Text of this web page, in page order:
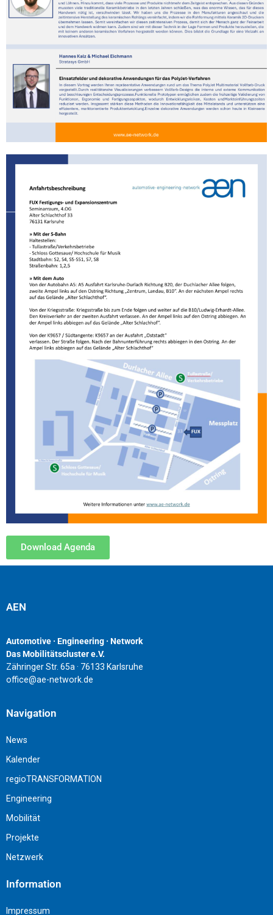
Download Agenda
AEN
Automotive · Engineering · Network
Das Mobilitätscluster e.V.
Zähringer Str. 65a · 76133 Karlsruhe
office@ae-network.de
Navigation
News
Kalender
regioTRANSFORMATION
Engineering
Mobilität
Projekte
Netzwerk
Information
Impressum